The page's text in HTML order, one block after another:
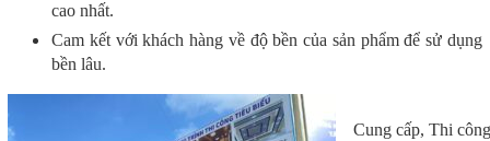
cao nhất.
Cam kết với khách hàng về độ bền của sản phẩm để sử dụng
bền lâu.
Cung cấp, Thi